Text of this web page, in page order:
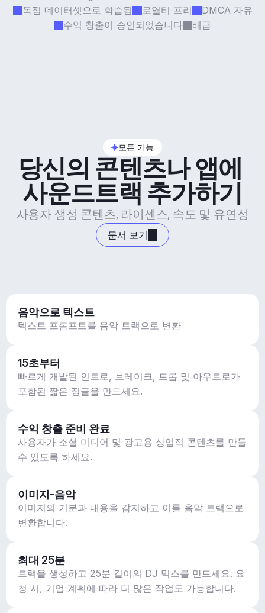
독점 데이터셋으로 학습됨 로열티 프리
DMCA 자유
수익 창출이 승인되었습니다
배급
모든 기능
당신의 콘텐츠나 앱에
사운드트랙 추가하기
사용자 생성 콘텐츠, 라이센스, 속도 및 유연성
문서 보기
음악으로 텍스트
텍스트 프롬프트를 음악 트랙으로 변환
15초부터
빠르게 개발된 인트로, 브레이크, 드롭 및 아우트로가
포함된 짧은 징글을 만드세요.
수익 창출 준비 완료
사용자가 소셜 미디어 및 광고용 상업적 콘텐츠를 만들
수 있도록 하세요.
이미지-음악
이미지의 기분과 내용을 감지하고 이를 음악 트랙으로
변환합니다.
최대 25분
트랙을 생성하고 25분 길이의 DJ 믹스를 만드세요. 요
청 시, 기업 계획에 따라 더 많은 작업도 가능합니다.